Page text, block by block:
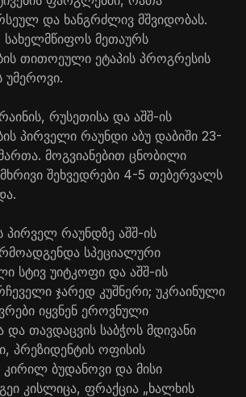
და ხანგრძლივ მშვიდობას.
სახელმწიფოს მეთაურს
თითოეული ეტაპის პროგრესის
უმეროვი.
რუსეთისა და აშშ-ის
პირველი რაუნდი აბუ დაბიში 23-
მოგვიანებით ცნობილი
შეხვედრები 4-5 თებერვალს
პირველ რაუნდზე აშშ-ის
სპეციალური
სტივ უიტკოფი და აშშ-ის
ჯარედ კუშნერი; უკრაინული
იყვნენ ეროვნული
და თავდაცვის საბჭოს მდივანი
პრეზიდენტის ოფისის
ბუდანოვი და მისი
კისლიცა, ფრაქცია „ხალხის